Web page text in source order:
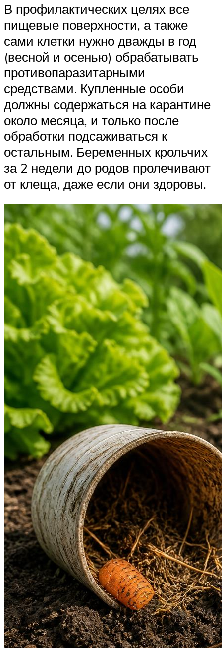
В профилактических целях все
пищевые поверхности, а также
сами клетки нужно дважды в год
(весной и осенью) обрабатывать
противопаразитарными
средствами. Купленные особи
должны содержаться на карантине
около месяца, и только после
обработки подсаживаться к
остальным. Беременных крольчих
за 2 недели до родов пролечивают
от клеща, даже если они здоровы.